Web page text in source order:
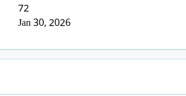
72
Jan 30, 2026